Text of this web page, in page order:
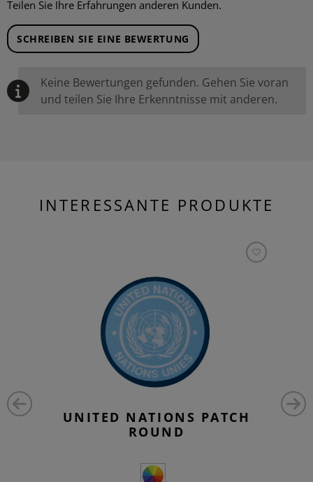
Teilen Sie Ihre Erfahrungen anderen Kunden.
SCHREIBEN SIE EINE BEWERTUNG
Keine Bewertungen gefunden. Gehen Sie voran
und teilen Sie Ihre Erkenntnisse mit anderen.
INTERESSANTE PRODUKTE
UNITED NATIONS PATCH
ROUND